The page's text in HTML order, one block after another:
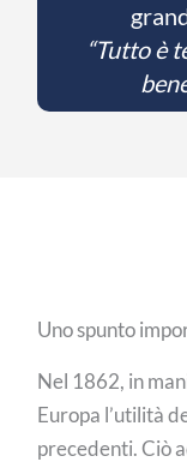
“Tutto è
Uno spunto
Nel 1862, in
Europa l’utilità
precedenti. Ciò